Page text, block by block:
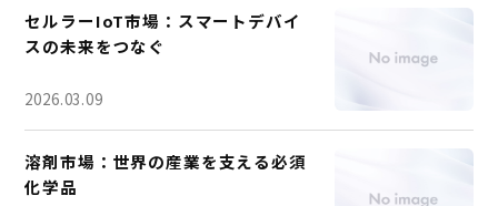
セルラーIoT市場：スマートデバイ
スの未来をつなぐ
2026.03.09
溶剤市場：世界の産業を支える必須
化学品